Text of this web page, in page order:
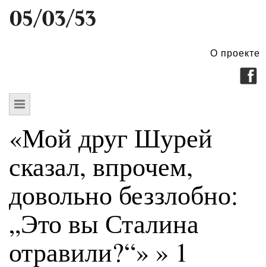
О проекте
«Мой друг Шурей
сказал, впрочем,
довольно беззлобно:
„Это вы Сталина
отравили?“» » 1